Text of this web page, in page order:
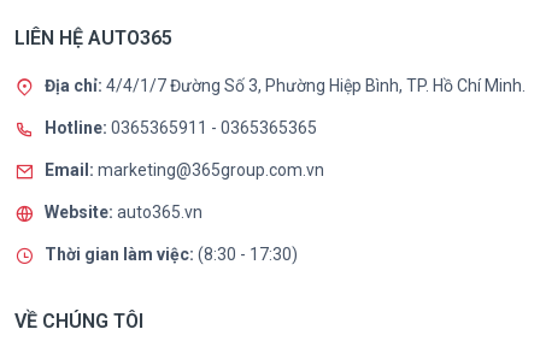
LIÊN HỆ AUTO365
Địa chỉ: 4/4/1/7 Đường Số 3, Phường Hiệp Bình, TP. Hồ Chí Minh.
Hotline: 0365365911 - 0365365365
Email: marketing@365group.com.vn
Website: auto365.vn
Thời gian làm việc: (8:30 - 17:30)
VỀ CHÚNG TÔI